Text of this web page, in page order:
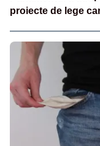
proiecte de lege